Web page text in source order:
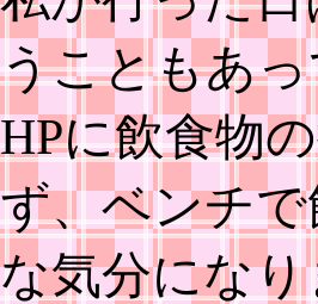
うこともあ
HPに飲食物
ず、ベンチ
な気分にな